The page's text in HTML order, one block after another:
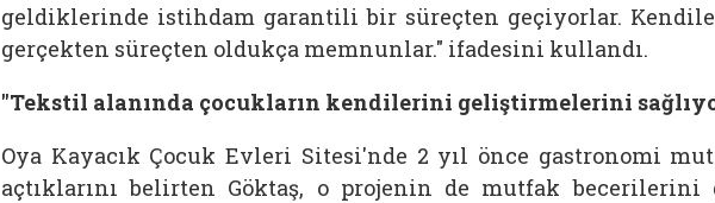
geldiklerinde istihdam garantili bir süreçten geçiyorlar.
gerçekten süreçten oldukça memnunlar." ifadesini kullandı.
"Tekstil alanında çocukların kendilerini geliştirmelerini
Oya Kayacık Çocuk Evleri Sitesi'nde 2 yıl önce gastronomi
açtıklarını belirten Göktaş, o projenin de mutfak becerilerini